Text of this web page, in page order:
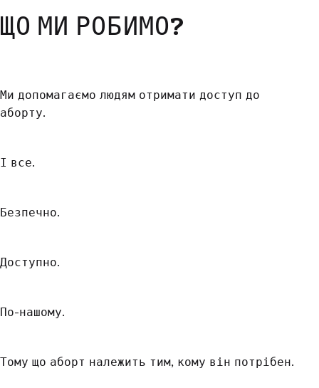
ЩО МИ РОБИМО?
Ми допомагаємо людям отримати доступ до
аборту.
І все.
Безпечно.
Доступно.
По-нашому.
Тому що аборт належить тим, кому він потрібен.